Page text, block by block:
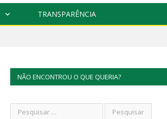
TRANSPARÊNCIA
NÃO ENCONTROU O QUE QUERIA?